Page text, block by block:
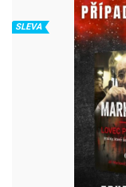
SLEVA